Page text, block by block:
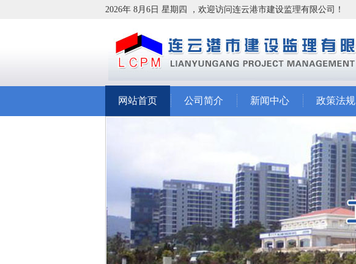
2026年 8月6日 星期四 ，欢迎访问连云港市建设监理有限公司！
网站首页 公司简介 新闻中心 政策法规